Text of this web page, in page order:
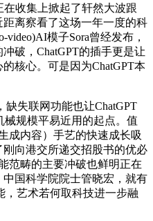
收集上掀起了轩然大波跟
离察看了这场一年一度的科
模子Sora曾经发布，
破，ChatGPT的插手更是让
核心。可是因为ChatGPT本
失联网功能也让ChatGPT
械规模平易近用的起点。值
成内容）手艺的快速成长吸
向港交所递交招股书的优必
范畴的主要冲破也鲜明正在
国科学院院士管晓宏，就有
，艺术若何取科技进一步融